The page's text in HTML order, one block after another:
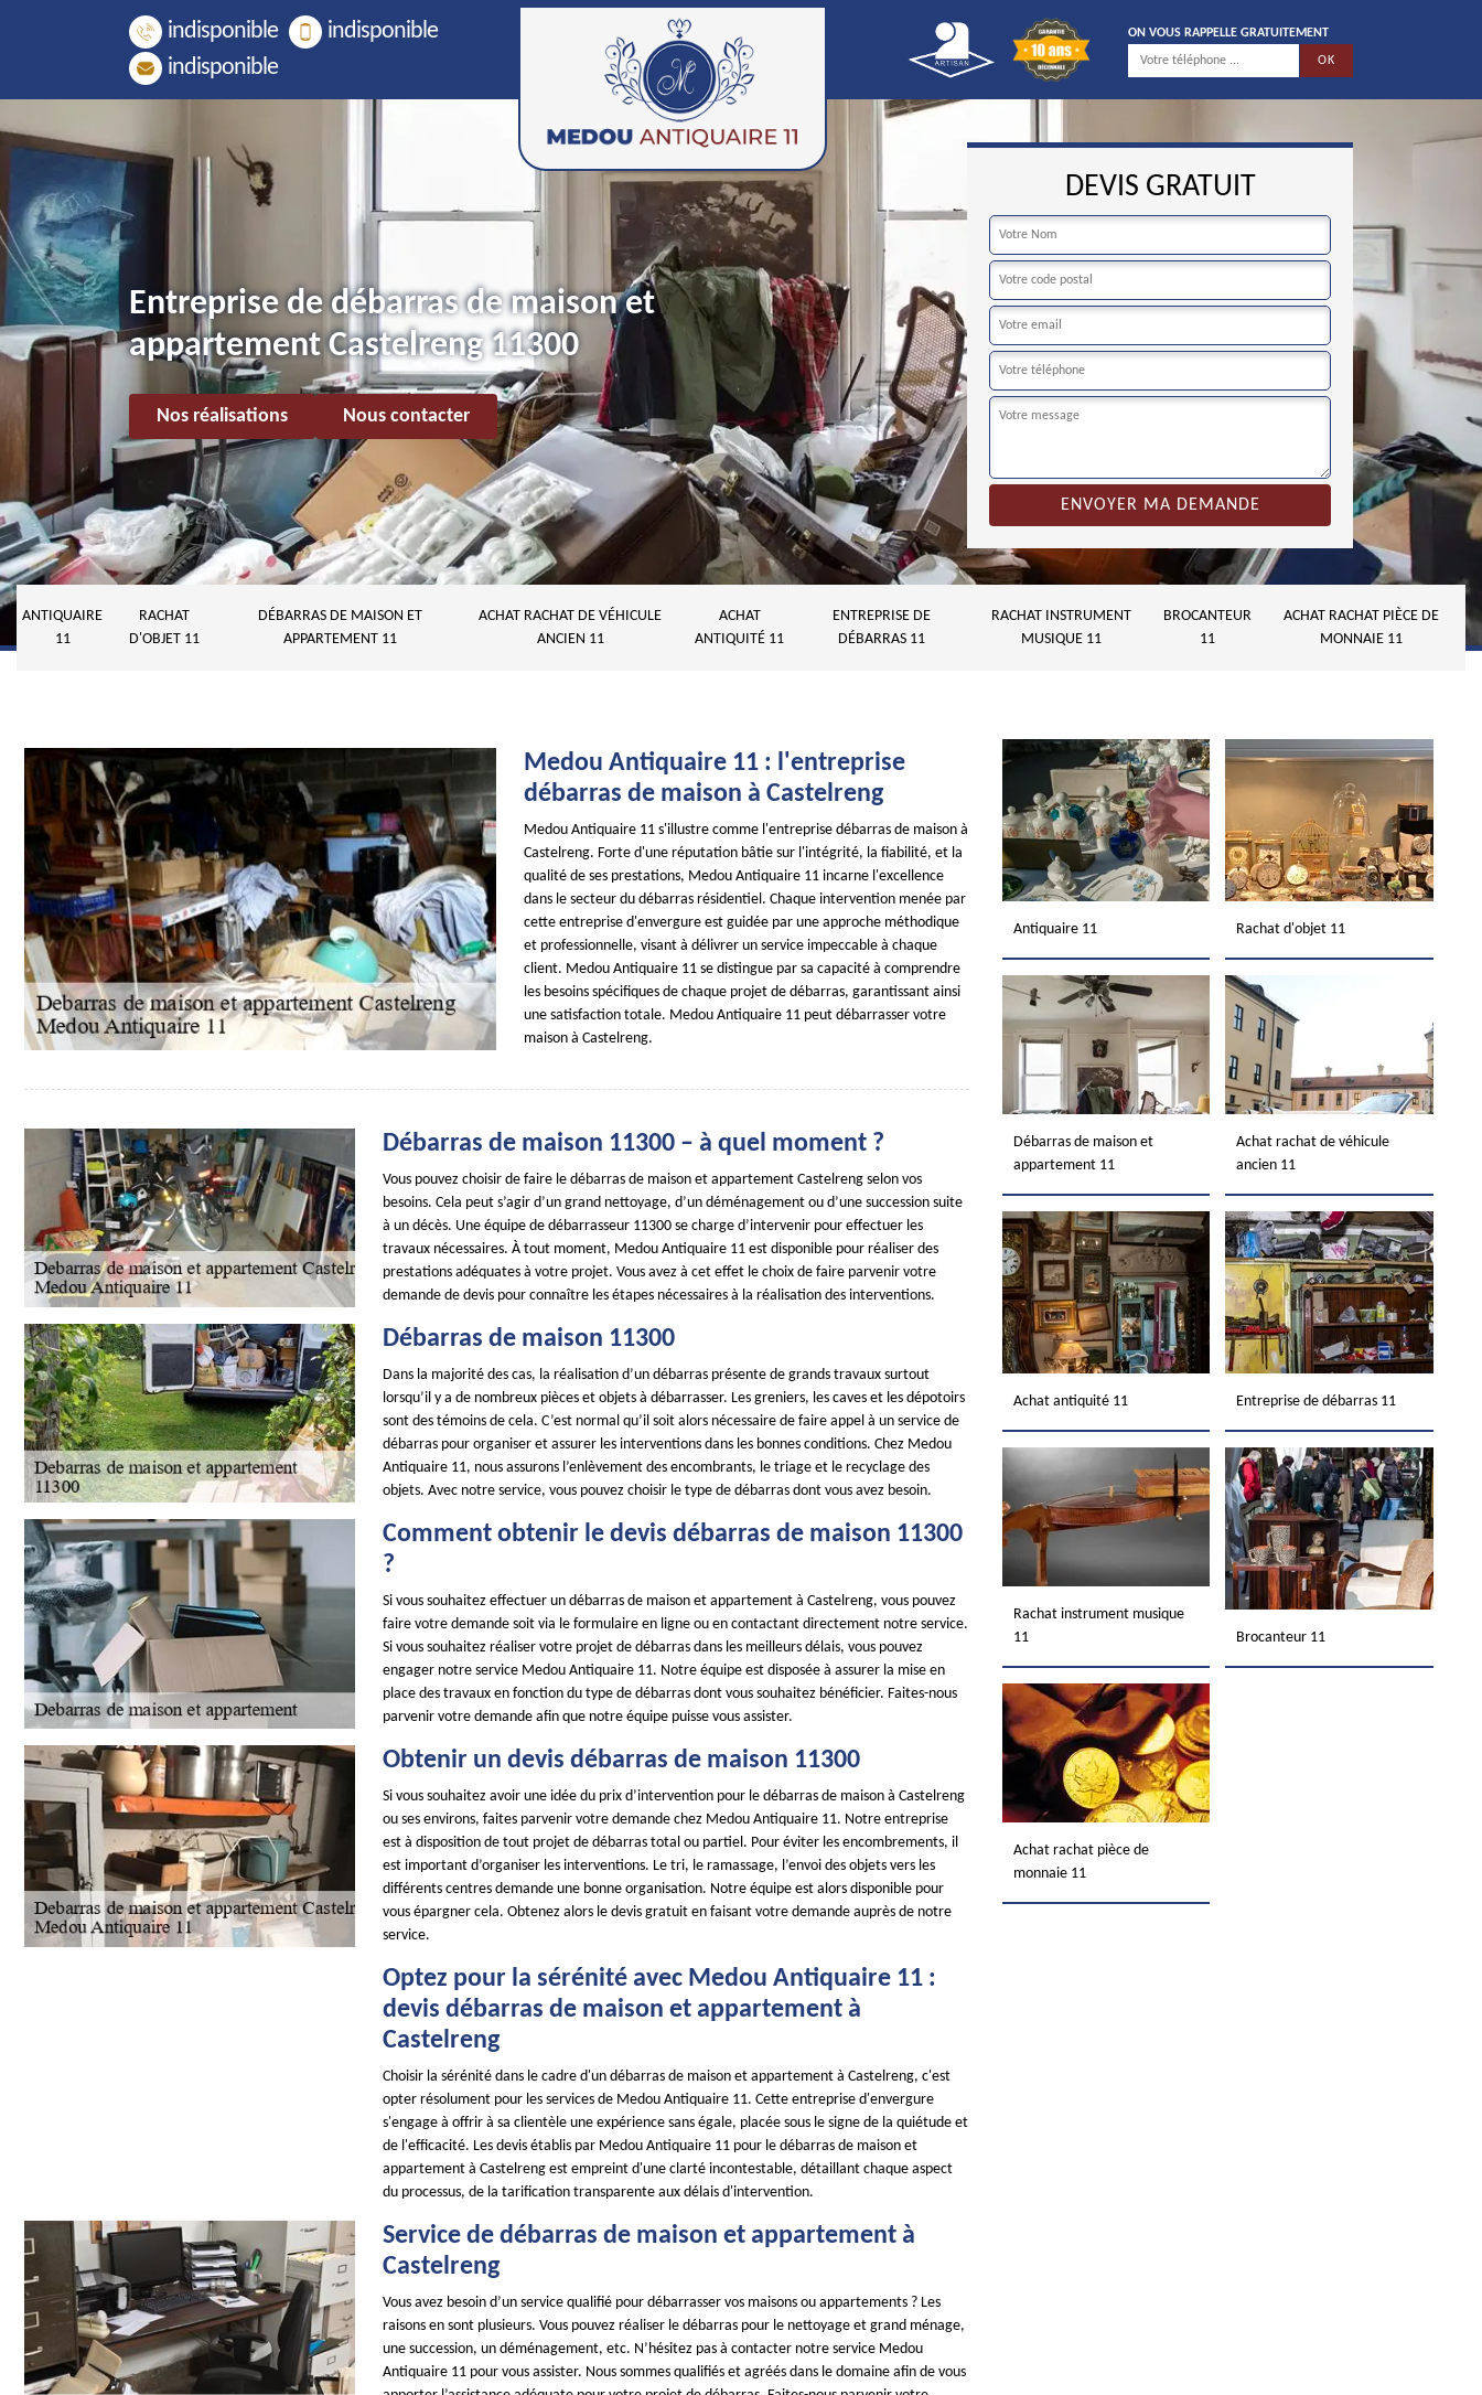
indisponible
indisponible
indisponible
ON VOUS RAPPELLE GRATUITEMENT
Entreprise de débarras de maison et
appartement Castelreng 11300
Nos réalisations Nous contacter
DEVIS GRATUIT
ANTIQUAIRE
11
RACHAT
D'OBJET 11
DÉBARRAS DE MAISON ET
APPARTEMENT 11
ACHAT RACHAT DE VÉHICULE
ANCIEN 11
ACHAT
ANTIQUITÉ 11
ENTREPRISE DE
DÉBARRAS 11
RACHAT INSTRUMENT
MUSIQUE 11
BROCANTEUR
11
ACHAT RACHAT PIÈCE DE
MONNAIE 11
Medou Antiquaire 11 : l'entreprise
débarras de maison à Castelreng
Medou Antiquaire 11 s'illustre comme l'entreprise débarras de maison à
Castelreng. Forte d'une réputation bâtie sur l'intégrité, la fiabilité, et la
qualité de ses prestations, Medou Antiquaire 11 incarne l'excellence
dans le secteur du débarras résidentiel. Chaque intervention menée par
cette entreprise d'envergure est guidée par une approche méthodique
et professionnelle, visant à délivrer un service impeccable à chaque
client. Medou Antiquaire 11 se distingue par sa capacité à comprendre
les besoins spécifiques de chaque projet de débarras, garantissant ainsi
une satisfaction totale. Medou Antiquaire 11 peut débarrasser votre
maison à Castelreng.
Débarras de maison 11300 – à quel moment ?
Vous pouvez choisir de faire le débarras de maison et appartement Castelreng selon vos
besoins. Cela peut s’agir d’un grand nettoyage, d’un déménagement ou d’une succession suite
à un décès. Une équipe de débarrasseur 11300 se charge d’intervenir pour effectuer les
travaux nécessaires. À tout moment, Medou Antiquaire 11 est disponible pour réaliser des
prestations adéquates à votre projet. Vous avez à cet effet le choix de faire parvenir votre
demande de devis pour connaître les étapes nécessaires à la réalisation des interventions.
Débarras de maison 11300
Dans la majorité des cas, la réalisation d’un débarras présente de grands travaux surtout
lorsqu’il y a de nombreux pièces et objets à débarrasser. Les greniers, les caves et les dépotoirs
sont des témoins de cela. C’est normal qu’il soit alors nécessaire de faire appel à un service de
débarras pour organiser et assurer les interventions dans les bonnes conditions. Chez Medou
Antiquaire 11, nous assurons l’enlèvement des encombrants, le triage et le recyclage des
objets. Avec notre service, vous pouvez choisir le type de débarras dont vous avez besoin.
Comment obtenir le devis débarras de maison 11300
?
Si vous souhaitez effectuer un débarras de maison et appartement à Castelreng, vous pouvez
faire votre demande soit via le formulaire en ligne ou en contactant directement notre service.
Si vous souhaitez réaliser votre projet de débarras dans les meilleurs délais, vous pouvez
engager notre service Medou Antiquaire 11. Notre équipe est disposée à assurer la mise en
place des travaux en fonction du type de débarras dont vous souhaitez bénéficier. Faites-nous
parvenir votre demande afin que notre équipe puisse vous assister.
Obtenir un devis débarras de maison 11300
Si vous souhaitez avoir une idée du prix d’intervention pour le débarras de maison à Castelreng
ou ses environs, faites parvenir votre demande chez Medou Antiquaire 11. Notre entreprise
est à disposition de tout projet de débarras total ou partiel. Pour éviter les encombrements, il
est important d’organiser les interventions. Le tri, le ramassage, l’envoi des objets vers les
différents centres demande une bonne organisation. Notre équipe est alors disponible pour
vous épargner cela. Obtenez alors le devis gratuit en faisant votre demande auprès de notre
service.
Optez pour la sérénité avec Medou Antiquaire 11 :
devis débarras de maison et appartement à
Castelreng
Choisir la sérénité dans le cadre d'un débarras de maison et appartement à Castelreng, c'est
opter résolument pour les services de Medou Antiquaire 11. Cette entreprise d'envergure
s'engage à offrir à sa clientèle une expérience sans égale, placée sous le signe de la quiétude et
de l'efficacité. Les devis établis par Medou Antiquaire 11 pour le débarras de maison et
appartement à Castelreng est empreint d'une clarté incontestable, détaillant chaque aspect
du processus, de la tarification transparente aux délais d'intervention.
Service de débarras de maison et appartement à
Castelreng
Vous avez besoin d’un service qualifié pour débarrasser vos maisons ou appartements ? Les
raisons en sont plusieurs. Vous pouvez réaliser le débarras pour le nettoyage et grand ménage,
une succession, un déménagement, etc. N’hésitez pas à contacter notre service Medou
Antiquaire 11 pour vous assister. Nous sommes qualifiés et agréés dans le domaine afin de vous
Antiquaire 11 Rachat d'objet 11
Débarras de maison et
appartement 11
Achat rachat de véhicule
ancien 11
Achat antiquité 11 Entreprise de débarras 11
Rachat instrument musique
11
Brocanteur 11
Achat rachat pièce de
monnaie 11